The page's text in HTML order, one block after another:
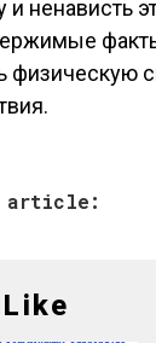
и ненависть
физическую
article: